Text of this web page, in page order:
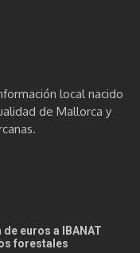
local nacido
de Mallorca y
euros a IBANAT
forestales